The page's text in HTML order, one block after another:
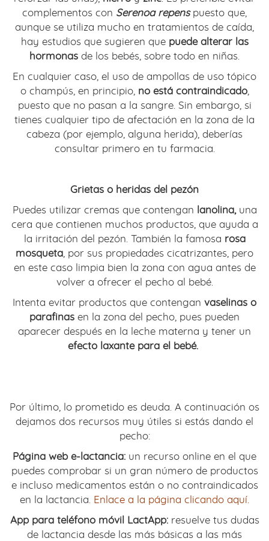
complementos con Serenoa repenspuesto que,
aunque se utiliza mucho en tratamientos de caída,
hay estudios que sugieren quepuede alterar las
hormonas de los bebés, sobre todo en niñas.
En cualquier caso, el uso de ampollas de uso tópico
o champús, en principio, no está contraindicado,
puesto que no pasan a la sangre. Sin embargo, si
tienes cualquier tipo de afectación en la zona de la
cabeza (por ejemplo, alguna herida), deberías
consultar primero en tu farmacia.
Grietas o heridas del pezón
Puedes utilizar cremas que contengan lanolina,una
cera que contienen muchos productos, que ayuda a
la irritación del pezón. También la famosa rosa
mosqueta, por sus propiedades cicatrizantes, pero
en este caso limpia bien la zona con agua antes de
volver a ofrecer el pecho al bebé.
Intenta evitar productos que contengan vaselinas o
parafinas en la zona del pecho, pues pueden
aparecer después en la leche materna y tener un
efecto laxante para el bebé.
Por último, lo prometido es deuda. A continuación os
dejamos dos recursos muy útiles si estás dando el
pecho:
Página web e-lactancia: un recurso online en el que
puedes comprobar si un gran número de productos
e incluso medicamentos están o no contraindicados
en la lactancia. Enlace a la página clicando aquí.
App para teléfono móvil LactApp: resuelve tus dudas
de lactancia desde las más básicas a las más